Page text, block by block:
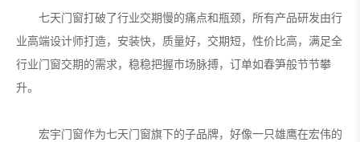
七天门窗打破了行业交期慢的痛点和瓶颈，所有产品研发由行
业高端设计师打造，安装快，质量好，交期短，性价比高，满足全
行业门窗交期的需求，稳稳把握市场脉搏，订单如春笋般节节攀
升。
宏宇门窗作为七天门窗旗下的子品牌，好像一只雄鹰在宏伟的